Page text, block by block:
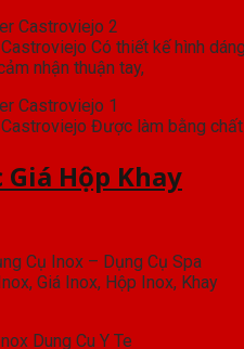
Có thiết kế hình
nhận thuận tay,
Được làm bằng
Hộp Khay
Cụ Inox – Dụng Cụ Spa
Giá Inox, Hộp Inox, Khay